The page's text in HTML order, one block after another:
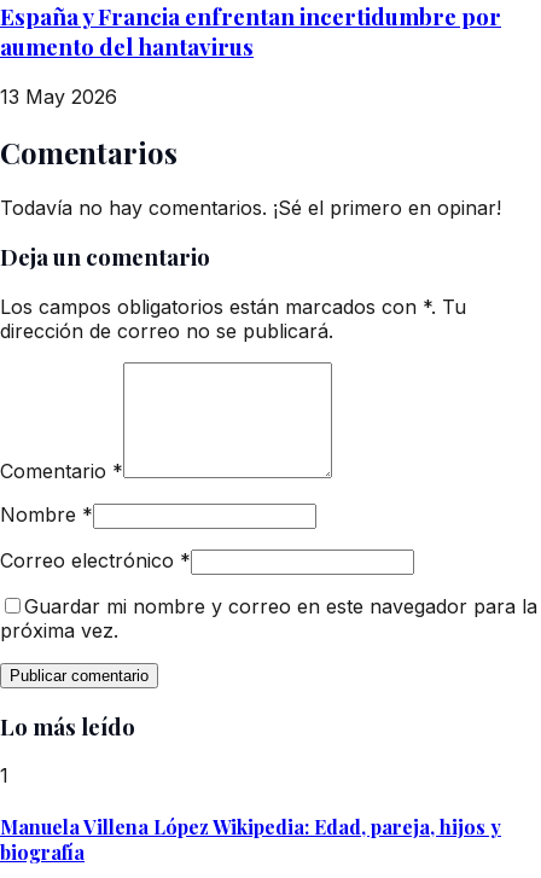
España y Francia enfrentan incertidumbre por
aumento del hantavirus
13 May 2026
Comentarios
Todavía no hay comentarios. ¡Sé el primero en opinar!
Deja un comentario
Los campos obligatorios están marcados con *. Tu
dirección de correo no se publicará.
Comentario *
Nombre *
Correo electrónico *
Guardar mi nombre y correo en este navegador para la
próxima vez.
Lo más leído
1
Manuela Villena López Wikipedia: Edad, pareja, hijos y
biografía